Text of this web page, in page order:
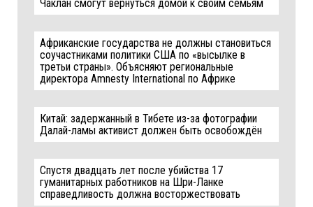
Чаклан смогут вернуться домой к своим семьям
Африканские государства не должны становиться
соучастниками политики США по «высылке в
третьи страны». Объясняют региональные
директора Amnesty International по Африке
Китай: задержанный в Тибете из-за фотографии
Далай-ламы активист должен быть освобождён
Спустя двадцать лет после убийства 17
гуманитарных работников на Шри-Ланке
справедливость должна восторжествовать